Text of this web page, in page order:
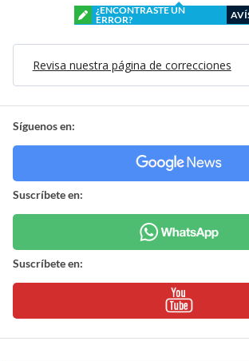
¿ENCONTRASTE UN
ERROR?
Revisa nuestra página de correcciones
Síguenos en:
Suscríbete en:
Suscríbete en: